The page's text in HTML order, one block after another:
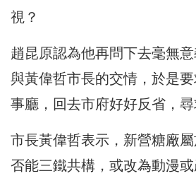
視？
趙昆原認為他再問下去毫無
與黃偉哲市長的交情，於是
事廳，回去市府好好反省，尋
市長黃偉哲表示，新營糖廠
否能三鐵共構，或改為動漫